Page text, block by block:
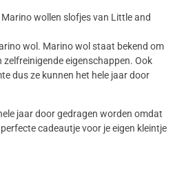
wollen slofjes van Little and
wol. Marino wol staat bekend om
eigenschappen. Ook
dus ze kunnen het hele jaar door
jaar door gedragen worden omdat
cadeautje voor je eigen kleintje